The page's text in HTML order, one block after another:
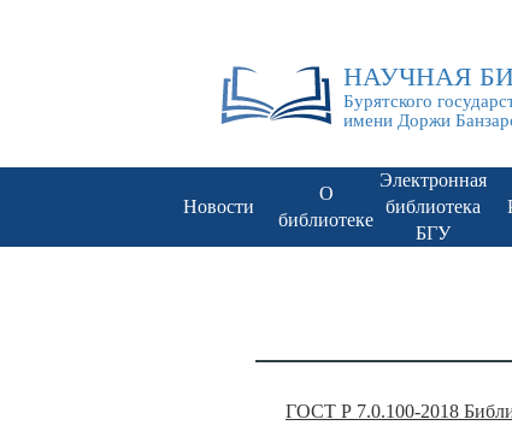
НАУЧНАЯ
Бурятского
имени Доржи
Новости
О
библиотеке
Электронная
библиотека
БГУ
ГОСТ Р 7.0.100-2018